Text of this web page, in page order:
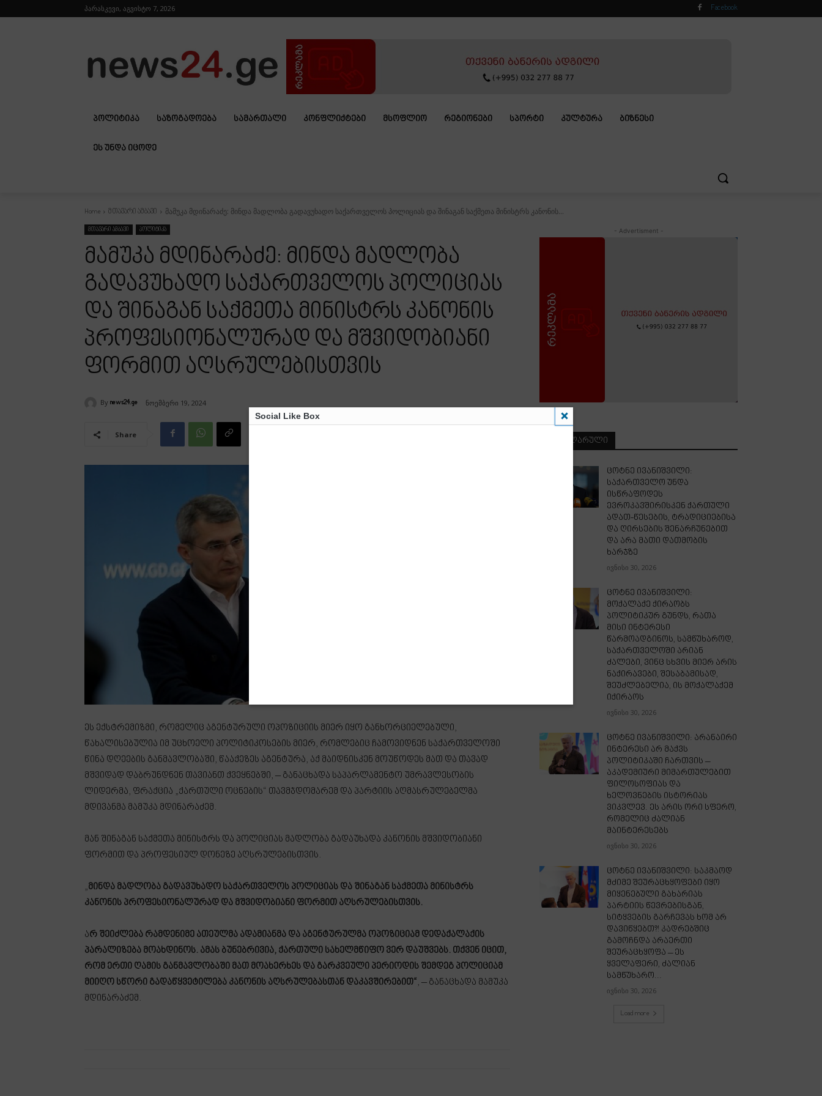
პარასკევი, აგვისტო 7, 2026 Facebook
ᲞᲝᲚᲘᲢᲘᲙᲐ ᲡᲐᲖᲝᲒᲐᲓᲝᲔᲑᲐ ᲡᲐᲛᲐᲠᲗᲐᲚᲘ ᲙᲝᲜᲤᲚᲘᲥᲢᲔᲑᲘ ᲛᲡᲝᲤᲚᲘᲝ ᲠᲔᲒᲘᲝᲜᲔᲑᲘ ᲡᲞᲝᲠᲢᲘ ᲙᲣᲚᲢᲣᲠᲐ ᲑᲘᲖᲜᲔᲡᲘ
ᲔᲡ ᲣᲜᲓᲐ ᲘᲪᲝᲓᲔ
Home მთავარი ამბავი მამუკა მდინარაძე: მინდა მადლობა გადავუხადო საქართველოს პოლიციას და შინაგან საქმეთა მინისტრს კანონის...
მთავარი ამბავი პოლიტიკა
მამუკა მდინარაძე: მინდა მადლობა
გადავუხადო საქართველოს პოლიციას
და შინაგან საქმეთა მინისტრს კანონის
პროფესიონალურად და მშვიდობიანი
ფორმით აღსრულებისთვის
By news24.ge ნოემბერი 19, 2024
Share
ეს ექსტრემიზმი, რომელიც აგენტურული ოპოზიციის მიერ იყო განხორციელებული,
წახალისებულია იმ უცხოელი პოლიტიკოსების მიერ, რომლებიც ჩამოვიდნენ საქართველოში
წინა დღეების განმავლობაში, წააქეზეს აგენტურა, აქ მაიდნისკენ მოუწოდეს მათ და თავად
მშვიდად დაბრუნდნენ თავიანთ ქვეყნებში, – განაცხადა საპარლამენტო უმრავლესობის
ლიდერმა, ფრაქცია „ქართული ოცნების“ თავმჯდომარემ და პარტიის აღმასრულებელმა
მდივანმა მამუკა მდინარაძემ.
მან შინაგან საქმეთა მინისტრს და პოლიციას მადლობა გადაუხადა კანონის მშვიდობიანი
ფორმით და პროფესიულ დონეზე აღსრულებისთვის.
„მინდა მადლობა გადავუხადო საქართველოს პოლიციას და შინაგან საქმეთა მინისტრს
კანონის პროფესიონალურად და მშვიდობიანი ფორმით აღსრულებისთვის.
არ შეიძლება რამდენიმე ათეულმა ადამიანმა და აგენტურულმა ოპოზიციამ დედაქალაქის
პარალიზება მოახდინოს. ამას ბუნებრივია, ქართული სახელმწიფო ვერ დაუშვებს. თქვენ იცით,
რომ ერთი ღამის განმავლობაში მათ მოახერხეს და გარკვეული პერიოდის შემდეგ პოლიციამ
მიიღო სწორი გადაწყვეტილება კანონის აღსრულებასთან დაკავშირებით“, – განაცხადა მამუკა
მდინარაძემ.
- Advertisment -
ᲞᲝᲞᲣᲚᲐᲠᲣᲚᲘ
ცოტნე ივანიშვილი:
საქართველო უნდა
ისწრაფოდეს
ევროკავშირისკენ ქართული
ადათ-წესების, ტრადიციებისა
და ღირსების შენარჩუნებით
და არა მათი დათმობის
ხარჯზე
ივნისი 30, 2026
ცოტნე ივანიშვილი:
მოქალაქე ქირაობს
პოლიტიკურ გუნდს, რათა
მისი ინტერესი
წარმოადგინოს, სამწუხაროდ,
საქართველოში არიან
ძალები, ვინც სხვის მიერ არის
ნაქირავები, შესაბამისად,
შეუძლებელია, ის მოქალაქემ
იქირაოს
ივნისი 30, 2026
ცოტნე ივანიშვილი: არანაირი
ინტერესი არ მაქვს
პოლიტიკაში ჩართვის –
აკადემიური მიმართულებით
ფილოსოფიას და
ხელოვნების ისტორიას
ვიკვლევ. ეს არის ორი სფერო,
რომელიც ძალიან
მაინტერესებს
ივნისი 30, 2026
ცოტნე ივანიშვილი: საკმაოდ
მძიმე შეურაცხყოფები იყო
მიყენებული გახარიას
პარტიის წევრებისგან,
სიტყვების გარჩევას ხომ არ
დავიწყებთ?! კადრებშიც
გამოჩნდა არაერთი
შეურაცხყოფა – ეს
ყველაფერი, ძალიან
სამწუხარო...
ივნისი 30, 2026
Load more
Social Like Box